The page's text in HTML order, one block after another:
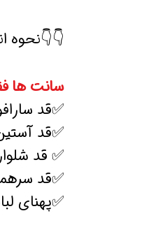
👇👇نحوه
سانت ها
✅قد
✅قد
✅ قد
✅قد
✅پهنای